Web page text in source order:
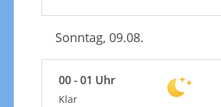
Sonntag, 09.08.
00 - 01 Uhr
Klar